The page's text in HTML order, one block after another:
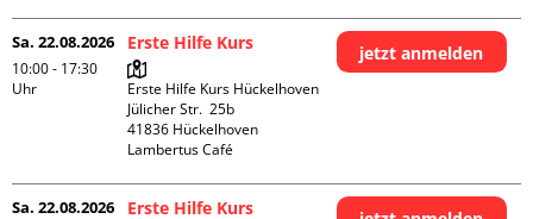
Sa. 22.08.2026
10:00 - 17:30
Uhr
Erste Hilfe Kurs
Erste Hilfe Kurs Hückelhoven
Jülicher Str.  25b
41836 Hückelhoven
Lambertus Café
jetzt anmelden
Sa. 22.08.2026 Erste Hilfe Kurs